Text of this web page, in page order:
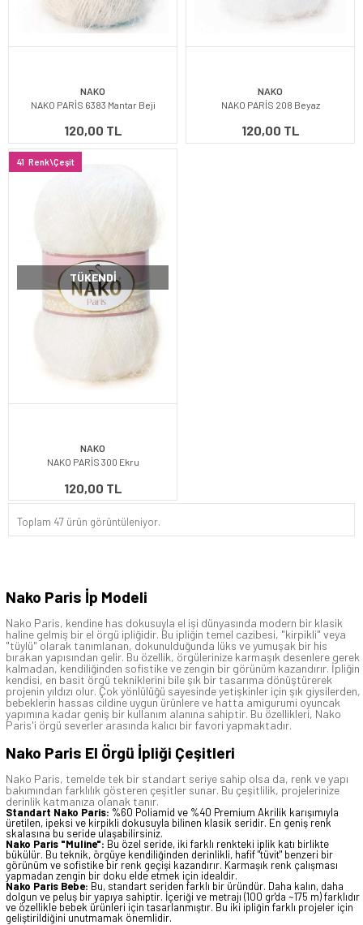
NAKO
NAKO PARİS 6383 Mantar Beji
120,00 TL
NAKO
NAKO PARİS 208 Beyaz
120,00 TL
41 Renk\Çeşit
TÜKENDI
NAKO
NAKO PARİS 300 Ekru
120,00 TL
Toplam 47 ürün görüntüleniyor.
Nako Paris İp Modeli
Nako Paris, kendine has dokusuyla el işi dünyasında modern bir klasik
haline gelmiş bir el örgü ipliğidir. Bu ipliğin temel cazibesi, "kirpikli" veya
"tüylü" olarak tanımlanan, dokunulduğunda lüks ve yumuşak bir his
bırakan yapısından gelir. Bu özellik, örgülerinize karmaşık desenlere gerek
kalmadan, kendiliğinden sofistike ve zengin bir görünüm kazandırır. İpliğin
kendisi, en basit örgü tekniklerini bile şık bir tasarıma dönüştürerek
projenin yıldızı olur. Çok yönlülüğü sayesinde yetişkinler için şık giysilerden,
bebeklerin hassas cildine uygun ürünlere ve hatta amigurumi oyuncak
yapımına kadar geniş bir kullanım alanına sahiptir. Bu özellikleri, Nako
Paris'i örgü severler arasında kalıcı bir favori yapmaktadır.
Nako Paris El Örgü İpliği Çeşitleri
Nako Paris, temelde tek bir standart seriye sahip olsa da, renk ve yapı
bakımından farklılık gösteren çeşitler sunar. Bu çeşitlilik, projelerinize
derinlik katmanıza olanak tanır.
Standart Nako Paris: %60 Poliamid ve %40 Premium Akrilik karışımıyla
üretilen, ipeksi ve kirpikli dokusuyla bilinen klasik seridir. En geniş renk
skalasına bu seride ulaşabilirsiniz.
Nako Paris "Muline": Bu özel seride, iki farklı renkteki iplik katı birlikte
bükülür. Bu teknik, örgüye kendiliğinden derinlikli, hafif "tüvit" benzeri bir
görünüm ve sofistike bir renk geçişi kazandırır. Karmaşık renk çalışması
yapmadan zengin bir doku elde etmek için idealdir.
Nako Paris Bebe: Bu, standart seriden farklı bir üründür. Daha kalın, daha
dolgun ve peluş bir yapıya sahiptir. İçeriği ve metrajı (100 gr'da ~175 m) farklıdır
ve özellikle bebek ürünleri için tasarlanmıştır. Bu iki ipliğin farklı projeler için
geliştirildiğini unutmamak önemlidir.